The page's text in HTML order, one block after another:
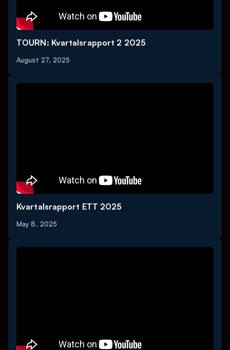
TOURN: Kvartalsrapport 2 2025
August 27, 2025
Kvartalsrapport ETT 2025
May 8, 2025